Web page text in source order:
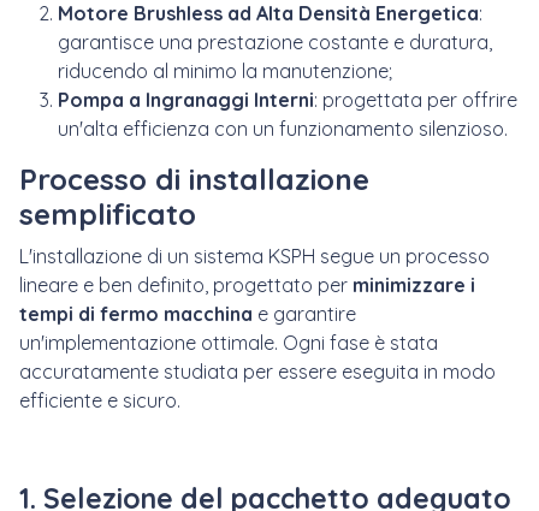
Motore Brushless ad Alta Densità Energetica:
garantisce una prestazione costante e duratura,
riducendo al minimo la manutenzione;
Pompa a Ingranaggi Interni: progettata per offrire
un'alta efficienza con un funzionamento silenzioso.
Processo di installazione
semplificato
L'installazione di un sistema KSPH segue un processo
lineare e ben definito, progettato per minimizzare i
tempi di fermo macchina e garantire
un'implementazione ottimale. Ogni fase è stata
accuratamente studiata per essere eseguita in modo
efficiente e sicuro.
1. Selezione del pacchetto adeguato